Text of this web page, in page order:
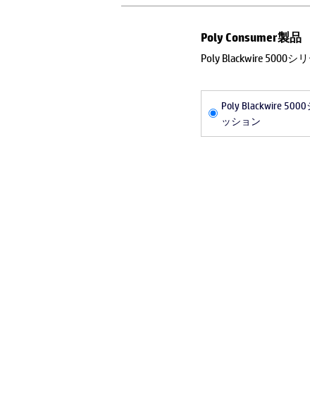
Poly Consumer製品
Poly Blackwire 5000シ
Poly Blackwire
ッション